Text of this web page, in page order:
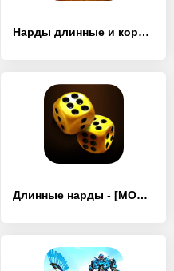
Нарды длинные и короткие - [MOD Бесконечные деньги]
Длинные нарды - [MOD Бесконечные монеты]